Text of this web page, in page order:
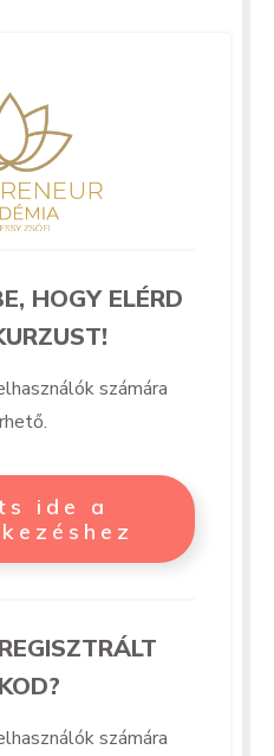
HOGY ELÉRD
számára
ide a
számára